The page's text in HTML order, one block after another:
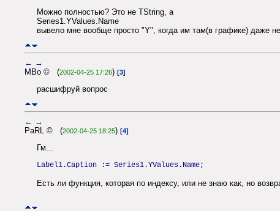
Можно полностью? Это не TString, а
Series1.YValues.Name
вывело мне вообще просто "Y", когда им там(в графике) даже
← →
MBo © (2002-04-25 17:26) [3]
расшифруй вопрос
← →
PaRL © (2002-04-25 18:25) [4]
Гм...
Label1.Caption := Series1.YValues.Name;
Есть ли функция, которая по индексу, или не знаю как, но